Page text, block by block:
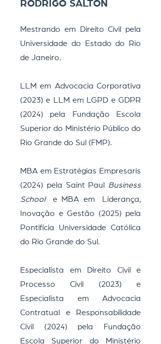
RODRIGO SALTON​
Mestrando em Direito Civil pela
Universidade do Estado do Rio
de Janeiro.
LLM em Advocacia Corporativa
(2023) e LLM em LGPD e GDPR
(2024) pela Fundação Escola
Superior do Ministério Público do
Rio Grande do Sul (FMP).
MBA em Estratégias Empresaris
(2024) pela Saint Paul Business
School e MBA em
Liderança,
Inovação e Gestão (2025) pela
Pontifícia Universidade Católica
do Rio Grande do Sul.
Especialista em Direito Civil e
Processo Civil (2023) e
Especialista em Advocacia
Contratual e Responsabilidade
Civil (2024) pela Fundação
Escola Superior do Ministério